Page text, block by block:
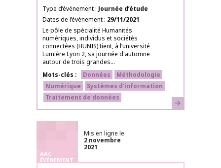
Type d’événement Journée d’étude
Dates de l’événement 29/11/2021
Le pôle de spécialité Humanités
numériques, individus et sociétés
connectées (HUNIS) tient, à l’université
Lumière Lyon 2, sa journée d'automne
autour de trois grandes...
Mots-clés
Données
Méthodologie
Numérique
Systèmes d'information
Traitement de données
En savoir plus
AAC
ÉVÉNEMENT
Mis en ligne le
2 novembre
2021